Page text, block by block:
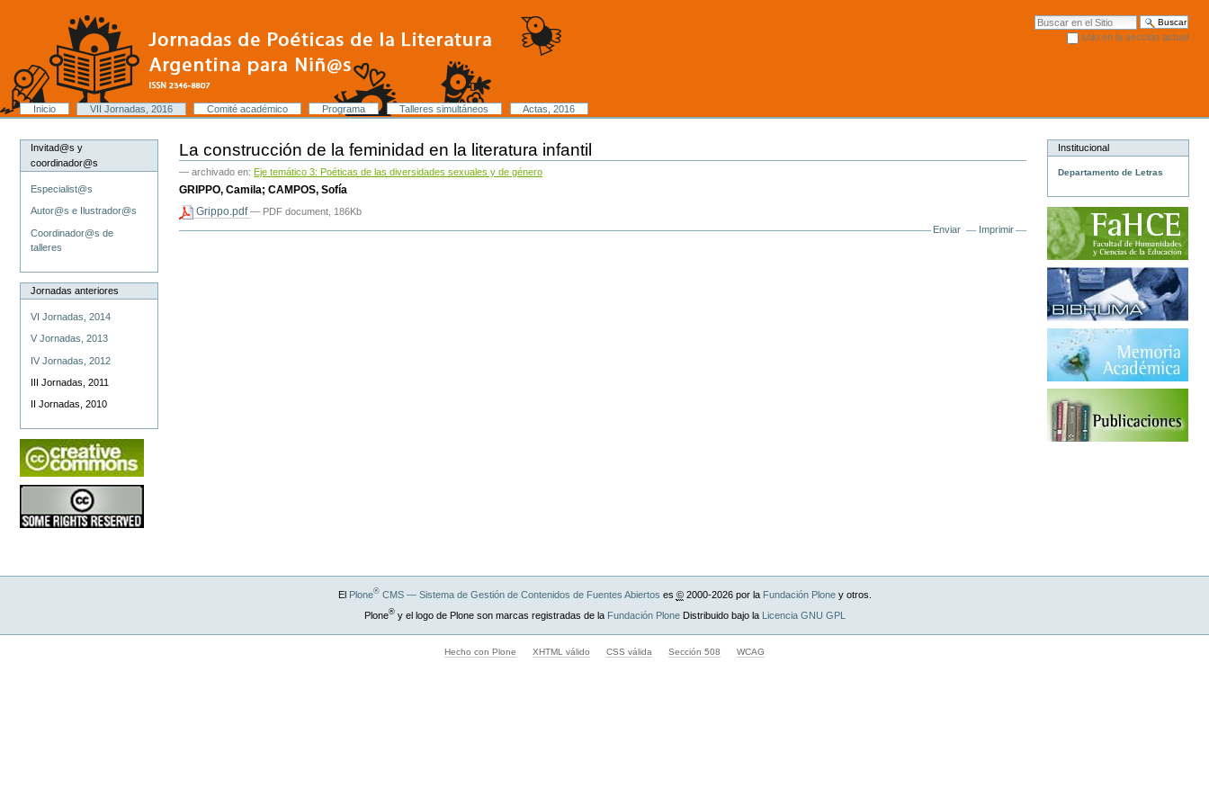
navegación
Buscar
solo en la sección actual
Secciones
Inicio VII Jornadas, 2016 Comité académico Programa Talleres simultáneos
Actas, 2016
Herramientas
Invitad@s y
coordinador@s
Especialist@s
Autor@s e Ilustrador@s
Coordinador@s de
talleres
Jornadas anteriores
VI Jornadas, 2014
V Jornadas, 2013
IV Jornadas, 2012
III Jornadas, 2011
II Jornadas, 2010
La construcción de la feminidad en la literatura infantil
— archivado en: Eje temático 3: Poéticas de las diversidades sexuales y de género
GRIPPO, Camila; CAMPOS, Sofía
Grippo.pdf— PDF document, 186Kb
Enviar Imprimir
Institucional
Departamento de Letras
El Plone®CMS — Sistema de Gestión de Contenidos de Fuentes Abiertos es ©2000-2026 por la Fundación Ploney otros.
Plone®y el logo de Plone son marcas registradas de la Fundación PloneDistribuido bajo la Licencia GNU GPL
Hecho con Plone XHTML válido CSS válida Sección 508 WCAG